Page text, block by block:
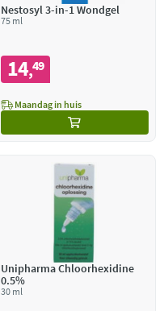
Nestosyl 3-in-1 Wondgel
75 ml
14,49
Maandag in huis
Unipharma Chloorhexidine
0.5%
30 ml